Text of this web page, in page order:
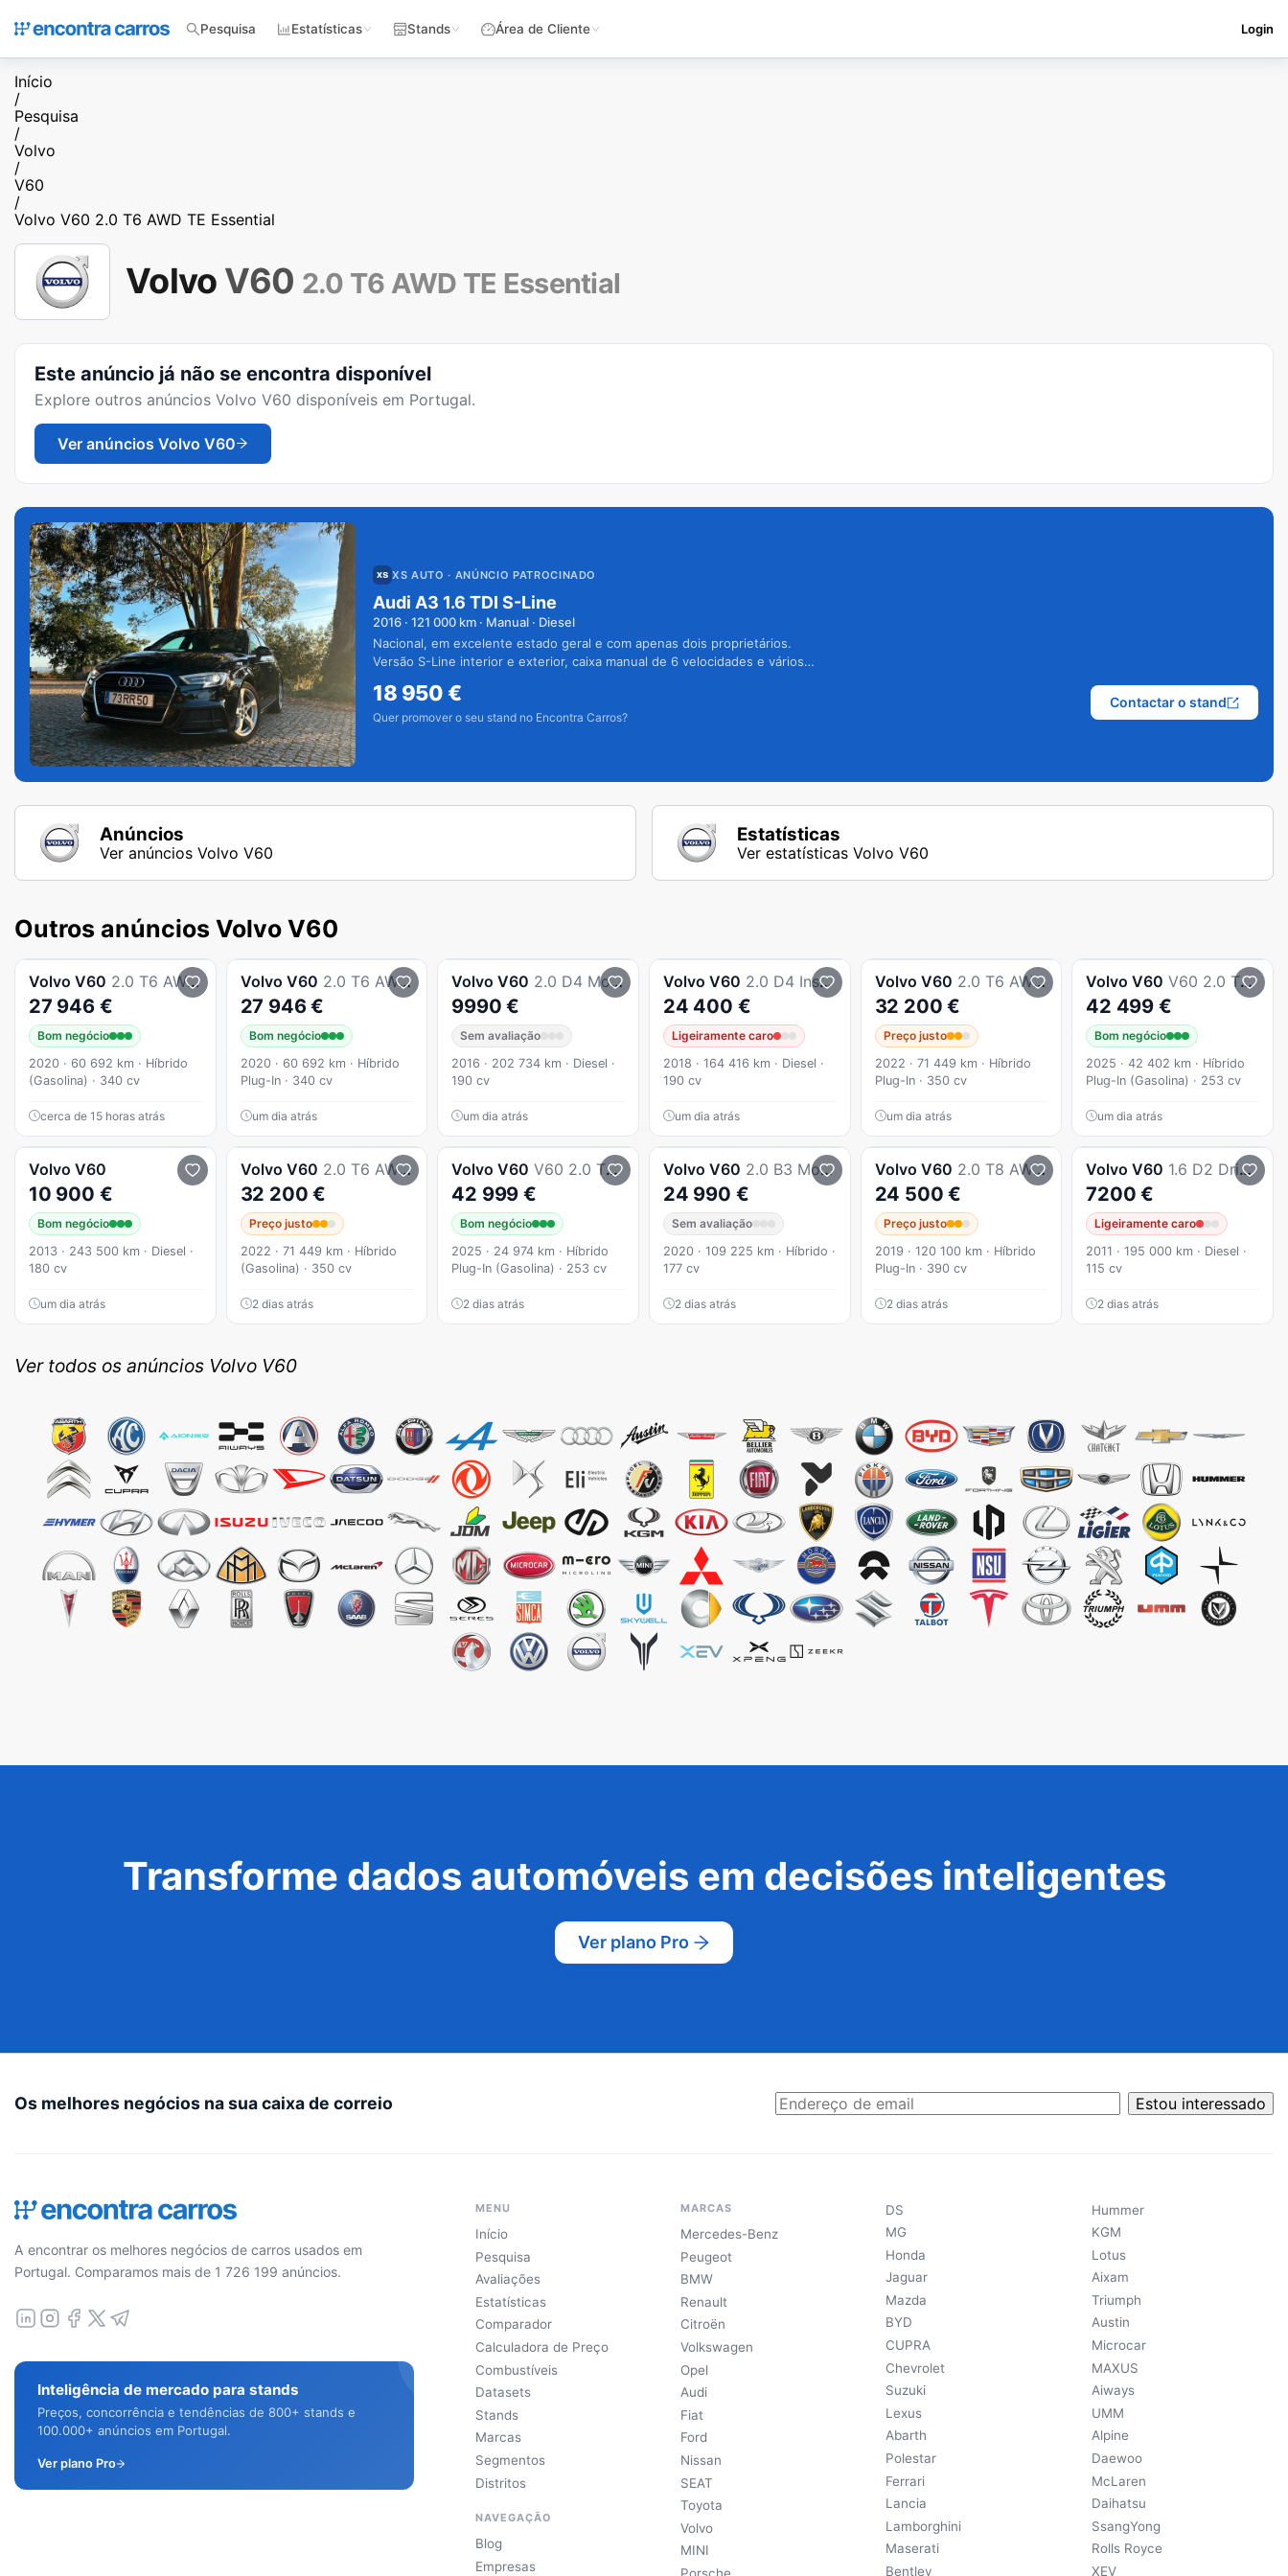
Pesquisa Estatísticas Stands Área de Cliente Login
Início
/
Pesquisa
/
Volvo
/
V60
/
Volvo V60 2.0 T6 AWD TE Essential
Volvo V60 2.0 T6 AWD TE Essential
Este anúncio já não se encontra disponível
Explore outros anúncios Volvo V60 disponíveis em Portugal.
Ver anúncios Volvo V60
XS AUTO · ANÚNCIO PATROCINADO
Audi A3 1.6 TDI S-Line
2016 · 121 000 km · Manual · Diesel
Nacional, em excelente estado geral e com apenas dois proprietários.
Versão S-Line interior e exterior, caixa manual de 6 velocidades e vários
18 950€
Quer promover o seu stand no Encontra Carros?
Contactar o stand
Anúncios
Ver anúncios Volvo V60
Estatísticas
Ver estatísticas Volvo V60
Outros anúncios Volvo V60
Volvo V60 2.0 T6 AWD TE Inscription
27 946 €
Bom negócio
2020 · 60 692 km · Híbrido
(Gasolina) · 340 cv
cerca de 15 horas atrás
Volvo V60 2.0 T6 AWD TE Inscription
27 946 €
Bom negócio
2020 · 60 692 km · Híbrido
Plug-In · 340 cv
um dia atrás
Volvo V60 2.0 D4 Momentum
9990 €
Sem avaliação
2016 · 202 734 km · Diesel ·
190 cv
um dia atrás
Volvo V60 2.0 D4 Inscription Geartronic
24 400 €
Ligeiramente caro
2018 · 164 416 km · Diesel ·
190 cv
um dia atrás
Volvo V60 2.0 T6 AWD TE Inscription Expression
32 200 €
Preço justo
2022 · 71 449 km · Híbrido
Plug-In · 350 cv
um dia atrás
Volvo V60 V60 2.0 T6 Awd Te Essential
42 499 €
Bom negócio
2025 · 42 402 km · Híbrido
Plug-In (Gasolina) · 253 cv
um dia atrás
Volvo V60
10 900 €
Bom negócio
2013 · 243 500 km · Diesel ·
180 cv
um dia atrás
Volvo V60 2.0 T6 AWD TE Inscription Expression
32 200 €
Preço justo
2022 · 71 449 km · Híbrido
(Gasolina) · 350 cv
2 dias atrás
Volvo V60 V60 2.0 T6 Awd Te Essential
42 999 €
Bom negócio
2025 · 24 974 km · Híbrido
Plug-In (Gasolina) · 253 cv
2 dias atrás
Volvo V60 2.0 B3 Momentum Advantage
24 990 €
Sem avaliação
2020 · 109 225 km · Híbrido ·
177 cv
2 dias atrás
Volvo V60 2.0 T8 AWD TE Inscription
24 500 €
Preço justo
2019 · 120 100 km · Híbrido
Plug-In · 390 cv
2 dias atrás
Volvo V60 1.6 D2 Drive Momentum Start/Stop
7200 €
Ligeiramente caro
2011 · 195 000 km · Diesel ·
115 cv
2 dias atrás
Ver todos os anúncios Volvo V60
Transforme dados automóveis em decisões inteligentes
Ver plano Pro
Os melhores negócios na sua caixa de correio Estou interessado
A encontrar os melhores negócios de carros usados em
Portugal. Comparamos mais de 1 726 199 anúncios.
Inteligência de mercado para stands
Preços, concorrência e tendências de 800+ stands e
100.000+ anúncios em Portugal.
Ver plano Pro
MENU
Início
Pesquisa
Avaliações
Estatísticas
Comparador
Calculadora de Preço
Combustíveis
Datasets
Stands
Marcas
Segmentos
Distritos
NAVEGAÇÃO
Blog
Empresas
MARCAS
Mercedes-Benz
Peugeot
BMW
Renault
Citroën
Volkswagen
Opel
Audi
Fiat
Ford
Nissan
SEAT
Toyota
Volvo
MINI
DS
MG
Honda
Jaguar
Mazda
BYD
CUPRA
Chevrolet
Suzuki
Lexus
Abarth
Polestar
Ferrari
Lancia
Lamborghini
Maserati
Bentley
Hummer
KGM
Lotus
Aixam
Triumph
Austin
Microcar
MAXUS
Aiways
UMM
Alpine
Daewoo
McLaren
Daihatsu
SsangYong
Rolls Royce
XEV